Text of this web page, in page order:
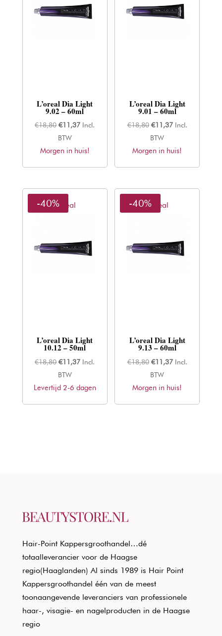
L’oreal Dia Light
9.02 – 60ml
€18,80 Oorspronkelijke
prijs
was:
€11,37Huidige
is:
Incl.
BTW
Morgen in huis!
L’oreal Dia Light
9.01 – 60ml
€18,80 Oorspronkelijke
prijs
was:
€11,37Huidige
is:
Incl.
BTW
Morgen in huis!
L'oreal
-40%
L’oreal Dia Light
10.12 – 50ml
€18,80 Oorspronkelijke
prijs
was:
€11,37Huidige
is:
Incl.
BTW
Levertijd 2-6 dagen
L'oreal
-40%
L’oreal Dia Light
9.13 – 60ml
€18,80 Oorspronkelijke
prijs
was:
€11,37Huidige
is:
Incl.
BTW
Morgen in huis!
Hair-Point Kappersgroothandel…dé
totaalleverancier voor de Haagse
regio(Haaglanden) Al sinds 1989 is Hair Point
Kappersgroothandel één van de meest
toonaangevende leveranciers van professionele
haar-, visagie- en nagelproducten in de Haagse
regio